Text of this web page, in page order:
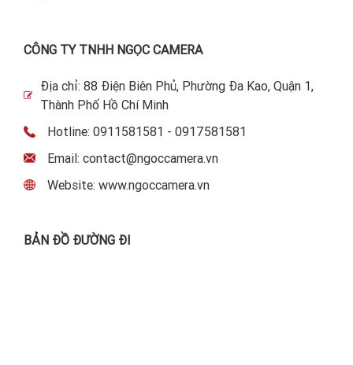
CÔNG TY TNHH NGỌC CAMERA
Địa chỉ: 88 Điện Biên Phủ, Phường Đa Kao, Quận 1,
Thành Phố Hồ Chí Minh
Hotline: 0911581581 - 0917581581
Email: contact@ngoccamera.vn
Website: www.ngoccamera.vn
BẢN ĐỒ ĐƯỜNG ĐI